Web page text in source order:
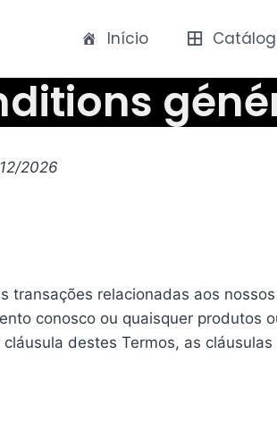
Início
2026
transações relacionadas aos
conosco ou quaisquer produtos
destes Termos, as